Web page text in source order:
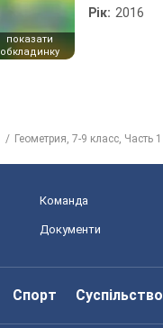
показати
обкладинку
Рік: 2016
Геометрия, 7-9 класс, Часть 1
Команда
Документи
Спорт Суспільство